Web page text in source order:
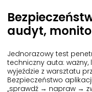
audyt,
Jednorazowy test
techniczny auta: ważny,
wyjeździe z warsztatu
Bezpieczeństwo
„sprawdź → napraw →